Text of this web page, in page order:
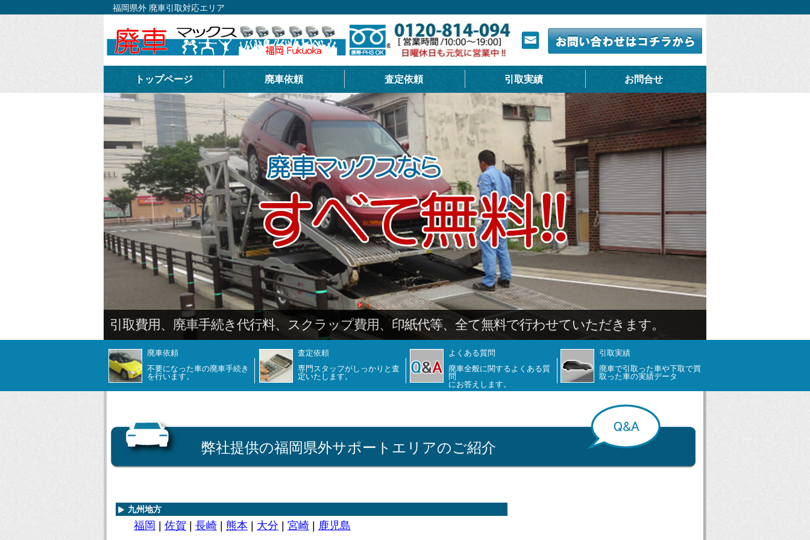
福岡県外 廃車引取対応エリア
トップページ 廃車依頼 査定依頼 引取実績 お問合せ
廃車依頼
不要になった車の廃車手続き
を行います。
査定依頼
専門スタッフがしっかりと査
定いたします。
よくある質問
廃車全般に関するよくある質
問
にお答えします。
引取実績
廃車で引取った車や下取で買
取った車の実績データ
弊社提供の福岡県外サポートエリアのご紹介
九州地方
福岡 佐賀 長崎 熊本 大分 宮崎 鹿児島